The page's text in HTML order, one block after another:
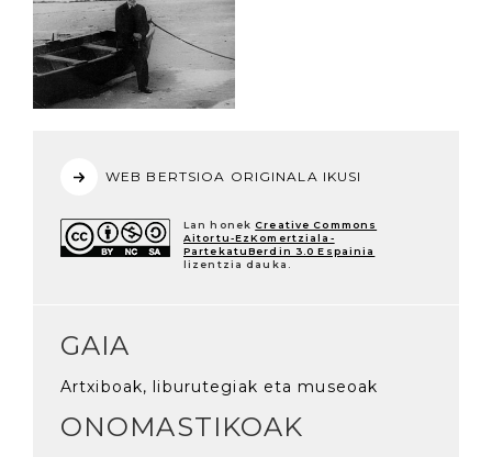
WEB BERTSIOA ORIGINALA IKUSI
Lan honek Creative Commons
Aitortu-EzKomertziala-
PartekatuBerdin 3.0 Espainia
lizentzia dauka.
GAIA
Artxiboak, liburutegiak eta museoak
ONOMASTIKOAK